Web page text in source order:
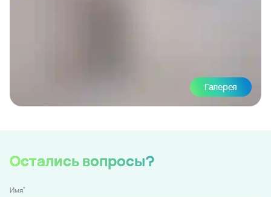
Галерея
Остались вопросы?
Имя*